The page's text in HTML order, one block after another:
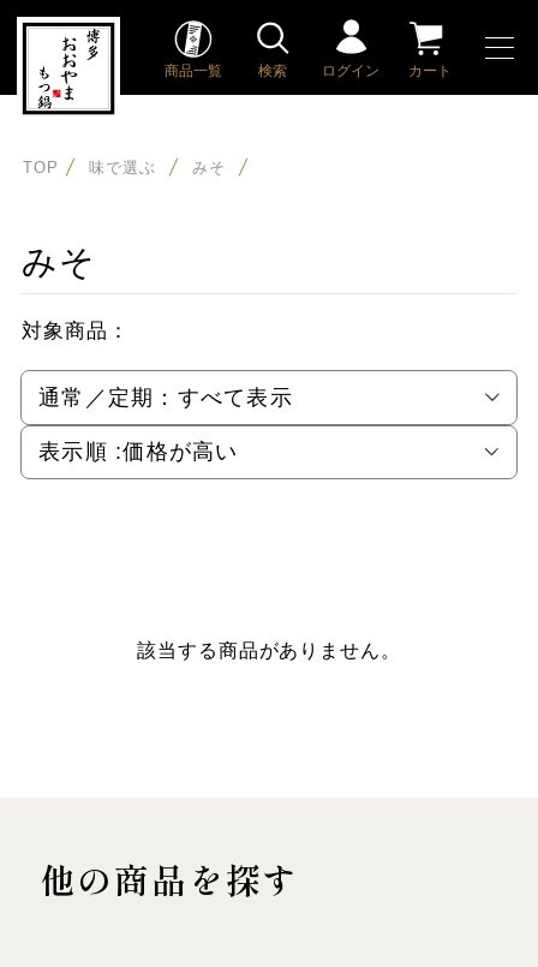
商品一覧 検索 ログイン カート
TOP 味で選ぶ みそ
みそ
対象商品：
通常／定期： すべて表示
表示順 :価格が高い
該当する商品がありません。
他の商品を探す